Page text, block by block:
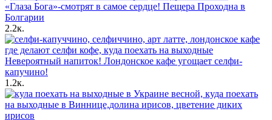
«Глаза Бога»-смотрят в самое сердце! Пещера Проходна в
Болгарии
2.2к.
Невероятный напиток! Лондонское кафе угощает селфи-
капучино!
1.2к.